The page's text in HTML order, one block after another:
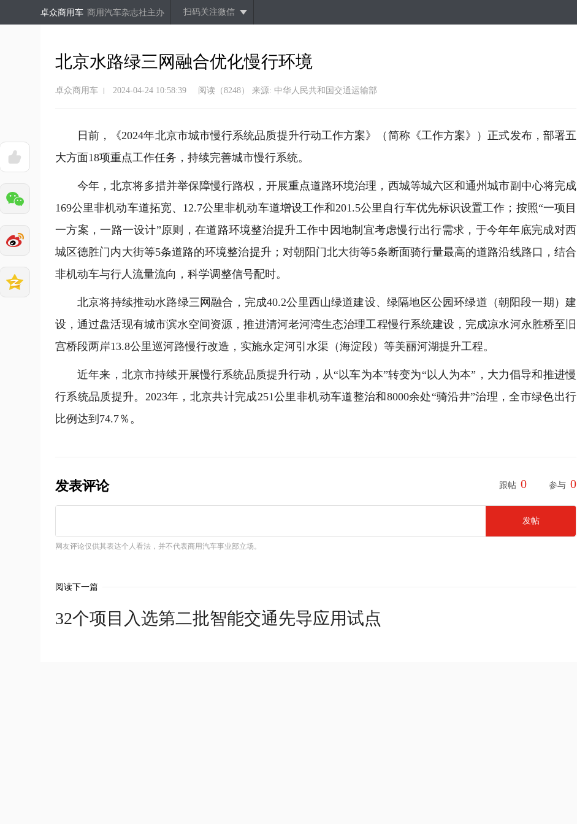
卓众商用车 商用汽车杂志社主办 扫码关注微信
北京水路绿三网融合优化慢行环境
卓众商用车 2024-04-24 10:58:39 阅读（8248） 来源: 中华人民共和国交通运输部
日前，《2024年北京市城市慢行系统品质提升行动工作方案》（简称《工作方案》）正式发布，部署五
大方面18项重点工作任务，持续完善城市慢行系统。
今年，北京将多措并举保障慢行路权，开展重点道路环境治理，西城等城六区和通州城市副中心将完成
169公里非机动车道拓宽、12.7公里非机动车道增设工作和201.5公里自行车优先标识设置工作；按照“一项目
一方案，一路一设计”原则，在道路环境整治提升工作中因地制宜考虑慢行出行需求，于今年年底完成对西
城区德胜门内大街等5条道路的环境整治提升；对朝阳门北大街等5条断面骑行量最高的道路沿线路口，结合
非机动车与行人流量流向，科学调整信号配时。
北京将持续推动水路绿三网融合，完成40.2公里西山绿道建设、绿隔地区公园环绿道（朝阳段一期）建
设，通过盘活现有城市滨水空间资源，推进清河老河湾生态治理工程慢行系统建设，完成凉水河永胜桥至旧
宫桥段两岸13.8公里巡河路慢行改造，实施永定河引水渠（海淀段）等美丽河湖提升工程。
近年来，北京市持续开展慢行系统品质提升行动，从“以车为本”转变为“以人为本”，大力倡导和推进慢
行系统品质提升。2023年，北京共计完成251公里非机动车道整治和8000余处“骑沿井”治理，全市绿色出行
比例达到74.7％。
发表评论 跟帖 0 参与 0
发帖
网友评论仅供其表达个人看法，并不代表商用汽车事业部立场。
阅读下一篇
32个项目入选第二批智能交通先导应用试点